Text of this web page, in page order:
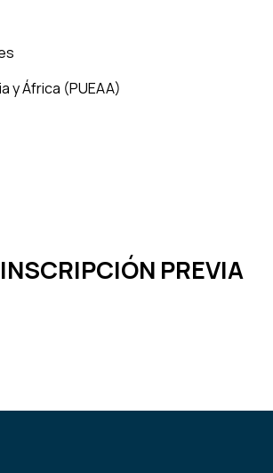
y África (PUEAA)
PREVIA